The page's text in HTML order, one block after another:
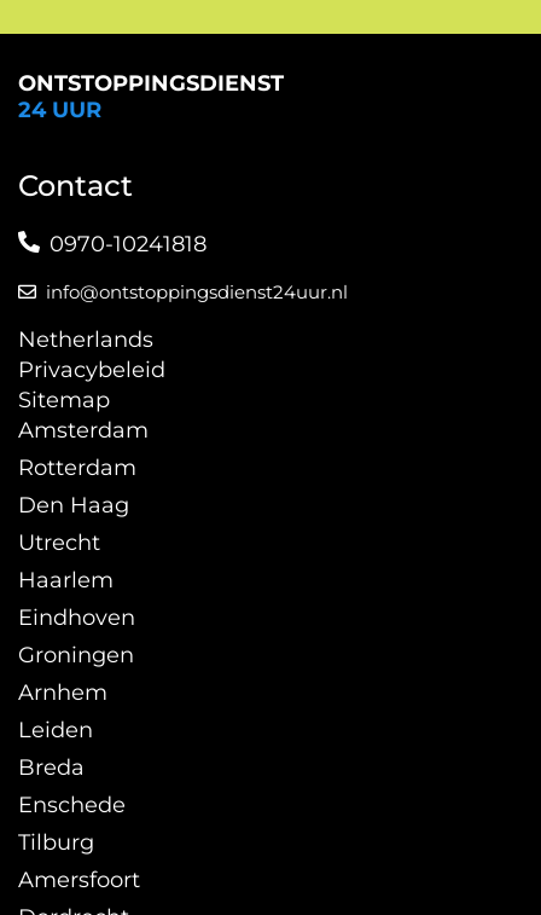
ONTSTOPPINGSDIENST
24 UUR
Contact
0970-10241818
info@ontstoppingsdienst24uur.nl
Netherlands
Privacybeleid
Sitemap
Amsterdam
Rotterdam
Den Haag
Utrecht
Haarlem
Eindhoven
Groningen
Arnhem
Leiden
Breda
Enschede
Tilburg
Amersfoort